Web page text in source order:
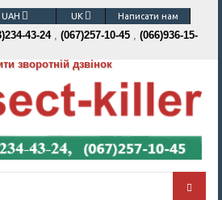
UAH UK Написати нам
43-24, (067)257-10-45 , (066)936-15-
зворотній дзвінок